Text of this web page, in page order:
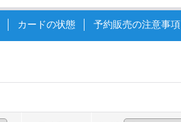
カードの状態 予約販売の注意事項